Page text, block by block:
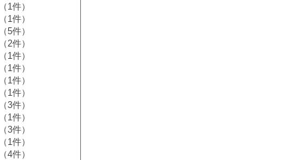
（1件）
（1件）
（5件）
（2件）
（1件）
（1件）
（1件）
（1件）
（3件）
（1件）
（3件）
（1件）
（4件）